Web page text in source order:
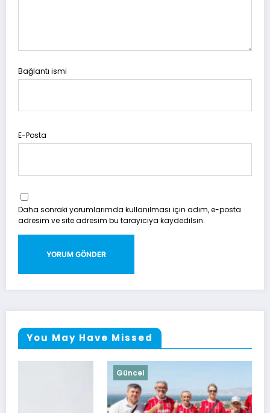
Bağlantı ismi
E-Posta
Daha sonraki yorumlarımda kullanılması için adım, e-posta
adresim ve site adresim bu tarayıcıya kaydedilsin.
You May Have Missed